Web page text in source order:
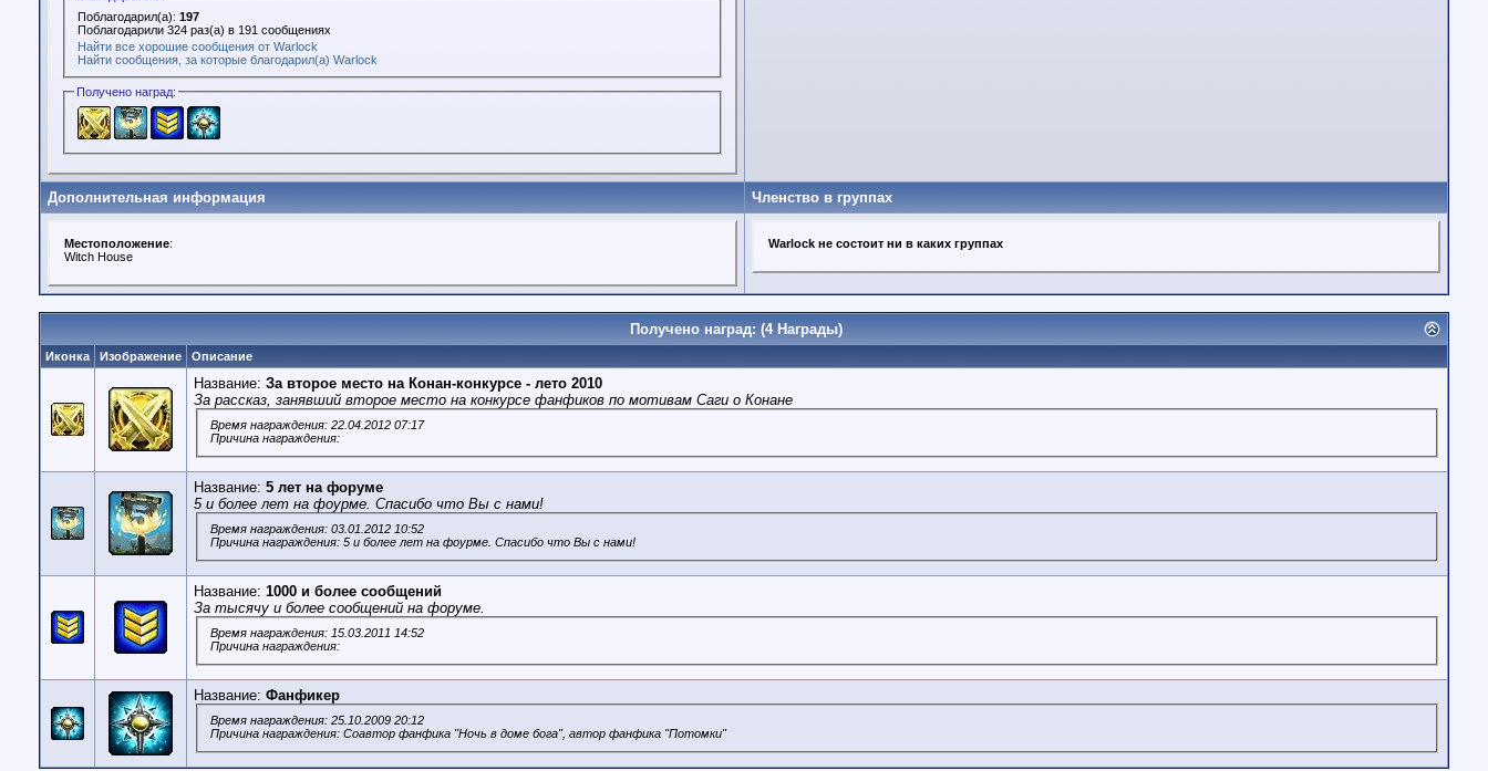
Поблагодарил(а):197
Поблагодарили 324 раз(а) в 191 сообщениях
Найти все хорошие сообщения от Warlock
Найти сообщения, за которые благодарил(а) Warlock
Получено наград:
Дополнительная информация Членство в группах
Местоположение:
Witch House
Warlock не состоит ни в каких группах
Получено наград: (4 Награды)
Иконка Изображение Описание
Название: За второе место на Конан-конкурсе - лето 2010
За рассказ, занявший второе место на конкурсе фанфиков по мотивам Саги о Конане
Время награждения: 22.04.2012 07:17
Причина награждения:
Название: 5 лет на форуме
5 и более лет на фоурме. Спасибо что Вы с нами!
Время награждения: 03.01.2012 10:52
Причина награждения: 5 и более лет на фоурме. Спасибо что Вы с нами!
Название: 1000 и более сообщений
За тысячу и более сообщений на форуме.
Время награждения: 15.03.2011 14:52
Причина награждения:
Название: Фанфикер
Время награждения: 25.10.2009 20:12
Причина награждения: Соавтор фанфика "Ночь в доме бога", автор фанфика "Потомки"